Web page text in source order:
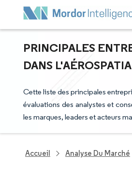
PRINCIPALES
DANS
Cette liste des principales
évaluations des analystes et
les marques, leaders et acteurs
Accueil Analyse Du Marché